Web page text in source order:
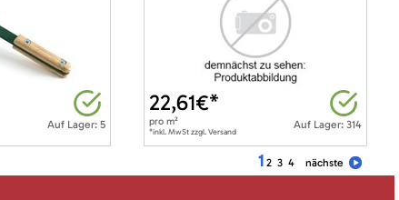
Auf Lager: 5 Auf Lager: 314
22,61€*
prom²
*inkl. MwSt zzgl. Versand
1 2 3 4 nächste